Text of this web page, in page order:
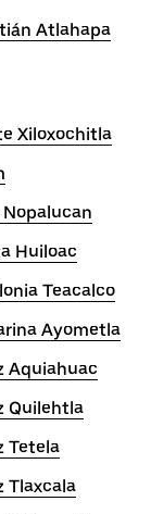
Atlahapa
Xiloxochitla
Huiloac
Teacalco
Ayometla
Aquiahuac
Quilehtla
Tetela
Tlaxcala